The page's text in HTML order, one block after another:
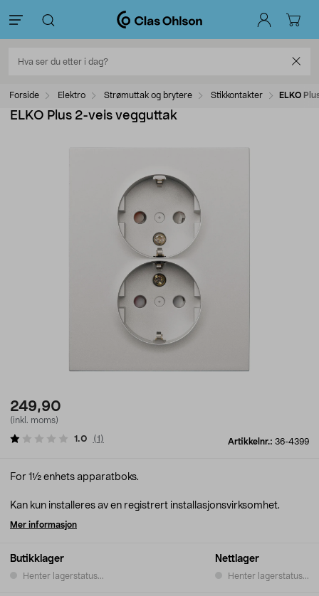
Forside Elektro Strømuttak og brytere Stikkontakter ELKO
ELKO Plus 2-veis vegguttak
249,90
(inkl. moms)
Artikkelnr.: 36-4399
1.0 (1 )
Butikklager
Henter lagerstatus...
Nettlager
Henter lagerstatus...
For 1½ enhets apparatboks.
Kan kun installeres av en registrert installasjonsvirksomhet.
Mer informasjon